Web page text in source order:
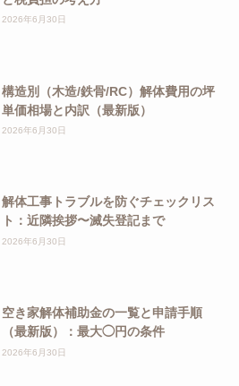
2026年6月30日
構造別（木造/鉄骨/RC）解体費用の坪
単価相場と内訳（最新版）
2026年6月30日
解体工事トラブルを防ぐチェックリス
ト：近隣挨拶〜滅失登記まで
2026年6月30日
空き家解体補助金の一覧と申請手順
（最新版）：最大◯円の条件
2026年6月30日